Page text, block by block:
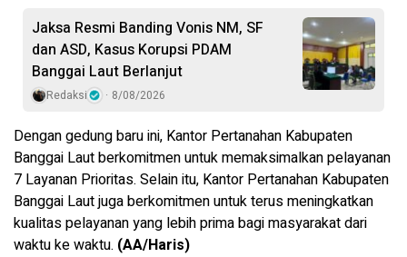
Jaksa Resmi Banding Vonis NM, SF
dan ASD, Kasus Korupsi PDAM
Banggai Laut Berlanjut
Redaksi 8/08/2026
Dengan gedung baru ini, Kantor Pertanahan Kabupaten
Banggai Laut berkomitmen untuk memaksimalkan pelayanan
7 Layanan Prioritas. Selain itu, Kantor Pertanahan Kabupaten
Banggai Laut juga berkomitmen untuk terus meningkatkan
kualitas pelayanan yang lebih prima bagi masyarakat dari
waktu ke waktu. (AA/Haris)